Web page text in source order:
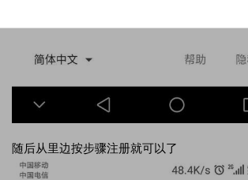
随后从里边按步骤注册就可以了